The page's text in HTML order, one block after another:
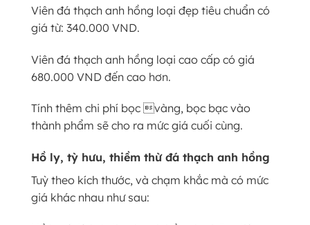
Viên đá thạch anh hồng loại đẹp tiêu chuẩn có
giá từ: 340.000 VND.
Viên đá thạch anh hồng loại cao cấp có giá
680.000 VND đến cao hơn.
Tính thêm chi phí bọc vàng, bọc bạc vào
thành phẩm sẽ cho ra mức giá cuối cùng.
Hồ ly, tỳ hưu, thiềm thừ đá thạch anh hồng
Tuỳ theo kích thước, và chạm khắc mà có mức
giá khác nhau như sau: